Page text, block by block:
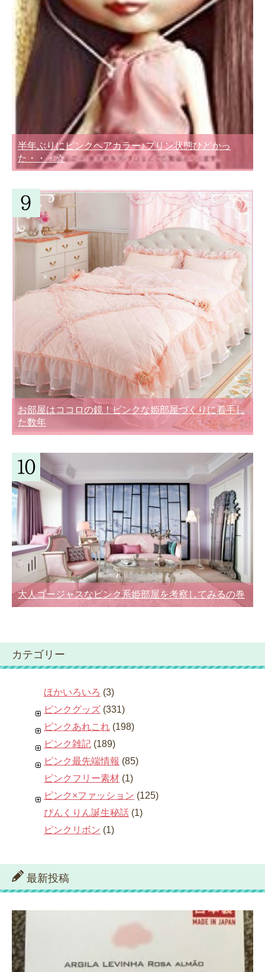
半年ぶりにピンクヘアカラー♪プリン状態ひどかっ
た・・・☆
お部屋はココロの鏡！ピンクな姫部屋づくりに着手し
た数年
大人ゴージャスなピンク系姫部屋を考察してみるの巻
カテゴリー
ほかいろいろ (3)
ピンクグッズ (331)
ピンクあれこれ (198)
ピンク雑記 (189)
ピンク最先端情報 (85)
ピンクフリー素材 (1)
ピンク×ファッション (125)
ぴんくりん誕生秘話 (1)
ピンクリボン (1)
最新投稿